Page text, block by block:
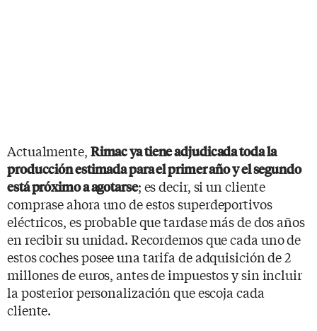
Actualmente, Rimac ya tiene adjudicada toda la
producción estimada para el primer año y el segundo
está próximo a agotarse; es decir, si un cliente
comprase ahora uno de estos superdeportivos
eléctricos, es probable que tardase más de dos años
en recibir su unidad. Recordemos que cada uno de
estos coches posee una tarifa de adquisición de 2
millones de euros, antes de impuestos y sin incluir
la posterior personalización que escoja cada
cliente.